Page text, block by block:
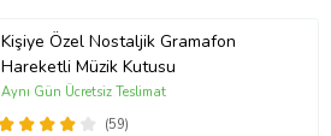
Kişiye Özel Nostaljik Gramafon
Hareketli Müzik Kutusu
(59)
Aynı Gün Ücretsiz Teslimat